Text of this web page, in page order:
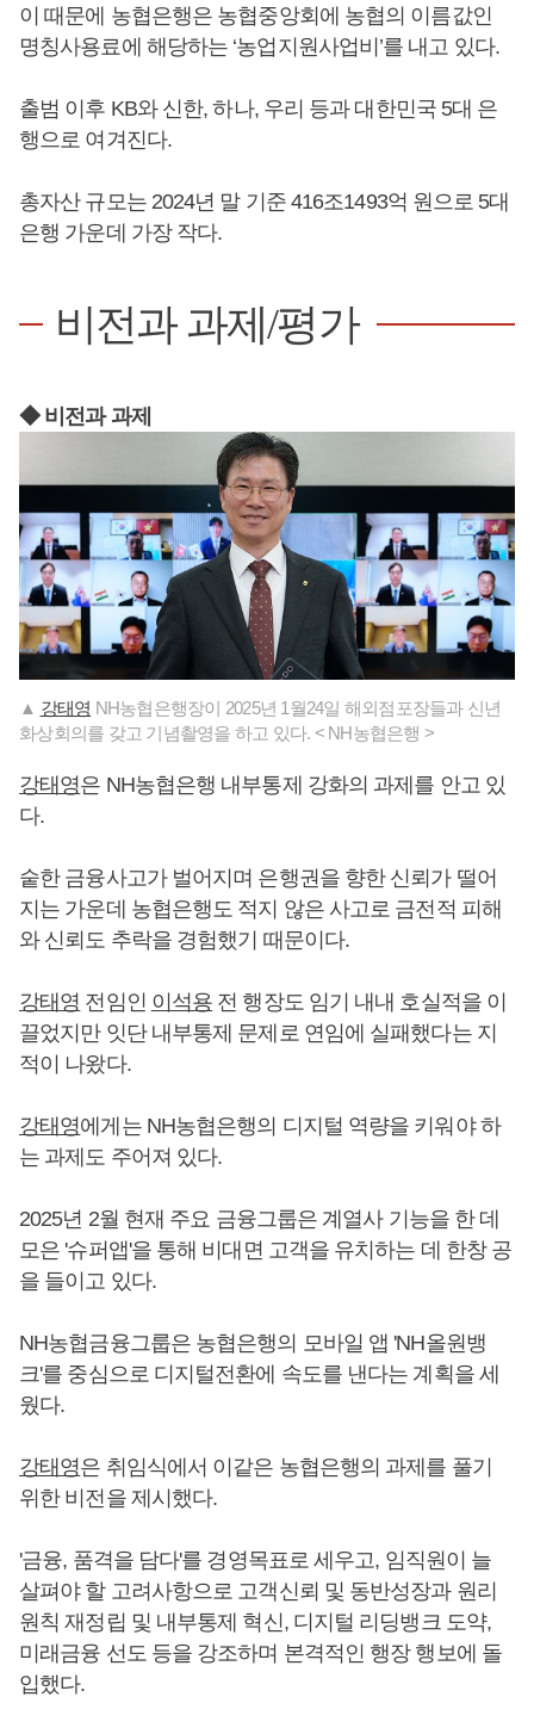
이 때문에 농협은행은 농협중앙회에 농협의 이름값인
명칭사용료에 해당하는 ‘농업지원사업비’를 내고 있다.
출범 이후 KB와 신한, 하나, 우리 등과 대한민국 5대 은
행으로 여겨진다.
총자산 규모는 2024년 말 기준 416조1493억 원으로 5대
은행 가운데 가장 작다.
비전과 과제/평가
◆ 비전과 과제
▲ 강태영 NH농협은행장이 2025년 1월24일 해외점포장들과 신년
화상회의를 갖고 기념촬영을 하고 있다. < NH농협은행 >
강태영은 NH농협은행 내부통제 강화의 과제를 안고 있
다.
숱한 금융사고가 벌어지며 은행권을 향한 신뢰가 떨어
지는 가운데 농협은행도 적지 않은 사고로 금전적 피해
와 신뢰도 추락을 경험했기 때문이다.
강태영 전임인 이석용 전 행장도 임기 내내 호실적을 이
끌었지만 잇단 내부통제 문제로 연임에 실패했다는 지
적이 나왔다.
강태영에게는 NH농협은행의 디지털 역량을 키워야 하
는 과제도 주어져 있다.
2025년 2월 현재 주요 금융그룹은 계열사 기능을 한 데
모은 '슈퍼앱'을 통해 비대면 고객을 유치하는 데 한창 공
을 들이고 있다.
NH농협금융그룹은 농협은행의 모바일 앱 'NH올원뱅
크'를 중심으로 디지털전환에 속도를 낸다는 계획을 세
웠다.
강태영은 취임식에서 이같은 농협은행의 과제를 풀기
위한 비전을 제시했다.
'금융, 품격을 담다'를 경영목표로 세우고, 임직원이 늘
살펴야 할 고려사항으로 고객신뢰 및 동반성장과 원리
원칙 재정립 및 내부통제 혁신, 디지털 리딩뱅크 도약,
미래금융 선도 등을 강조하며 본격적인 행장 행보에 돌
입했다.